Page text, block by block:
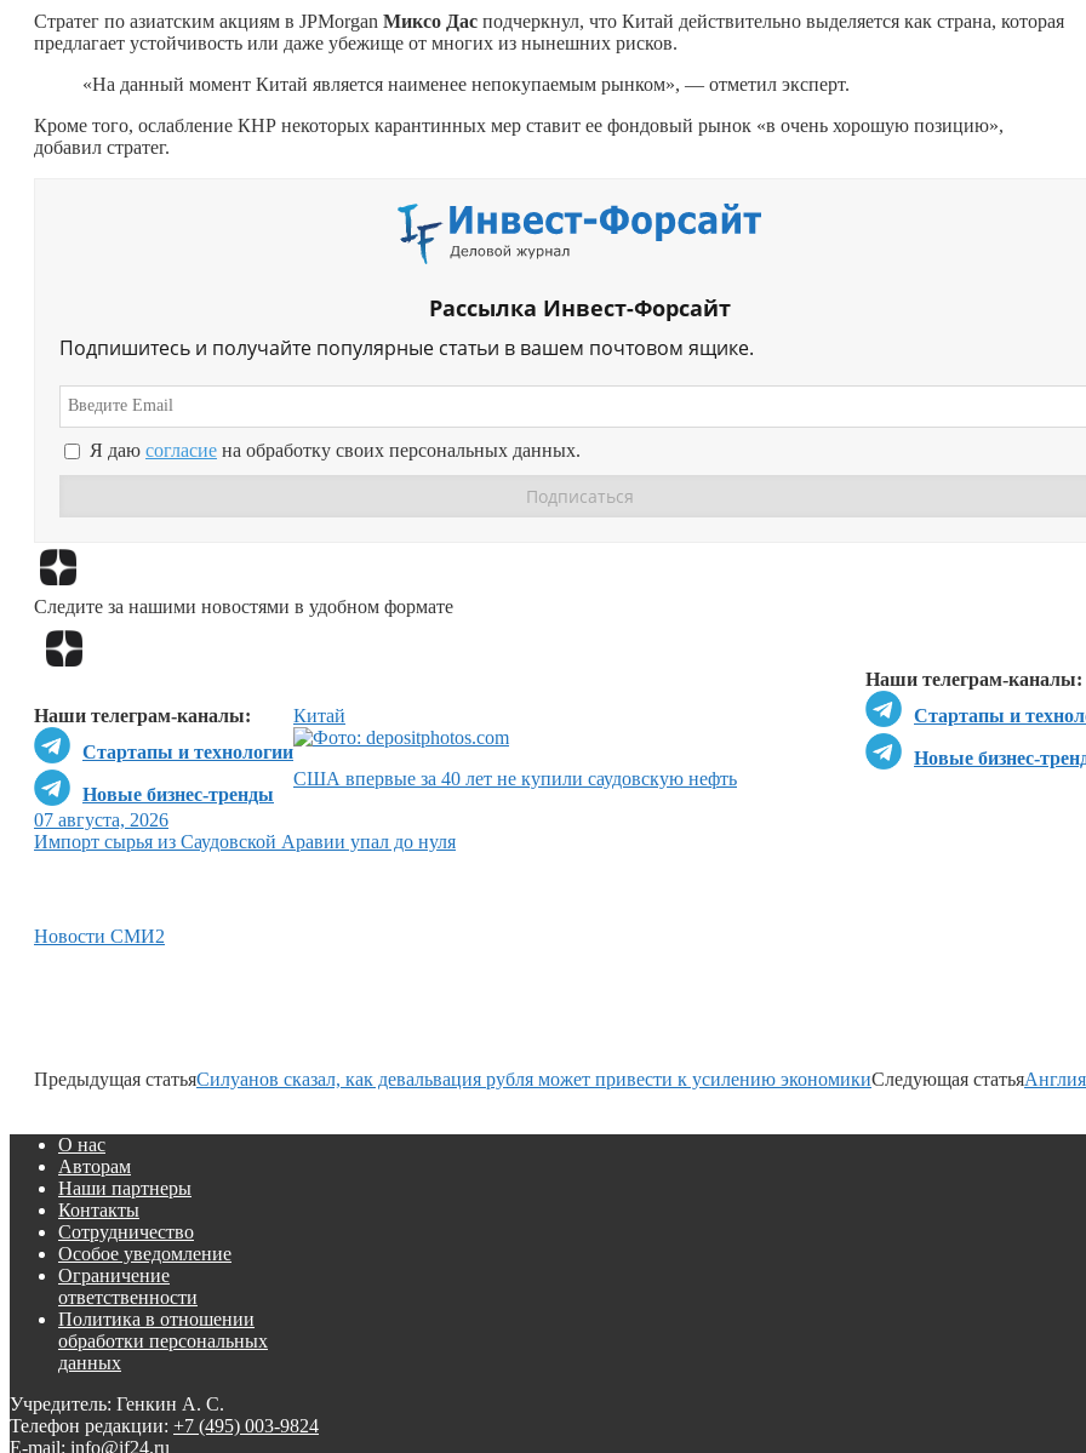
Cтратег по азиатским акциям в JPMorgan Миксо Дас подчеркнул, что Китай действительно выделяется как страна, которая
предлагает устойчивость или даже убежище от многих из нынешних рисков.
«На данный момент Китай является наименее непокупаемым рынком», — отметил эксперт.
Кроме того, ослабление КНР некоторых карантинных мер ставит ее фондовый рынок «в очень хорошую позицию»,
добавил стратег.
Рассылка Инвест-Форсайт
Подпишитесь и получайте популярные статьи в вашем почтовом ящике.
Я даю согласие на обработку своих персональных данных.
Следите за нашими новостями в удобном формате
Наши телеграм-каналы:
Стартапы и
Новые бизнес-
Наши телеграм-каналы:
Стартапы и технологии
Новые бизнес-тренды
Китай
США впервые за 40 лет не купили саудовскую нефть
07 августа, 2026
Импорт сырья из Саудовской Аравии упал до нуля
Новости СМИ2
Предыдущая статьяСилуанов сказал, как девальвация рубля может привести к усилению экономикиСледующая статья
О нас
Авторам
Наши партнеры
Контакты
Сотрудничество
Особое уведомление
Ограничение
ответственности
Политика в отношении
обработки персональных
данных
Учредитель: Генкин А. С.
Телефон редакции: +7 (495) 003-9824
E-mail: info@if24.ru